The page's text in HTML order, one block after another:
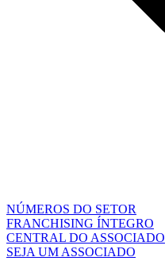
NÚMEROS DO SETOR
FRANCHISING ÍNTEGRO
CENTRAL DO ASSOCIADO
SEJA UM ASSOCIADO